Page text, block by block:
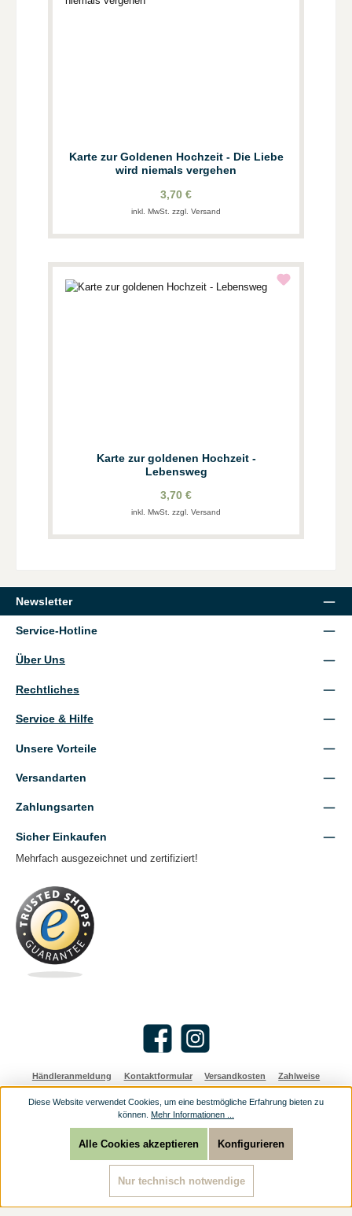
Karte zur Goldenen Hochzeit - Die Liebe
wird niemals vergehen
3,70 €
inkl. MwSt. zzgl. Versand
Karte zur goldenen Hochzeit -
Lebensweg
3,70 €
inkl. MwSt. zzgl. Versand
Newsletter
Service-Hotline
Über Uns
Rechtliches
Service & Hilfe
Unsere Vorteile
Versandarten
Zahlungsarten
Sicher Einkaufen
Mehrfach ausgezeichnet und zertifiziert!
Facebook Instagram
Händleranmeldung Kontaktformular Versandkosten Zahlweise
Alle Preise inkl. gesetzl. Mehrwertsteuer zzgl.Versandkostenund ggf.
Nachnahmegebühren, wenn nicht anders angegeben.
© 2026 Religioese Geschenke: christliche Geschenke günstig online kaufen - Alle
Rechte vorbehalten.
Diese Website verwendet Cookies, um eine bestmögliche Erfahrung bieten zu
können. Mehr Informationen ...
Nur technisch notwendige
Konfigurieren
Alle Cookies akzeptieren